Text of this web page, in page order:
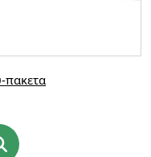
πακετα